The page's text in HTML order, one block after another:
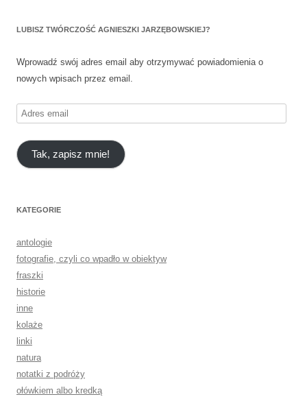
LUBISZ TWÓRCZOŚĆ AGNIESZKI JARZĘBOWSKIEJ?
Wprowadź swój adres email aby otrzymywać powiadomienia o
nowych wpisach przez email.
Adres
Tak, zapisz mnie!
KATEGORIE
antologie
fotografie, czyli co wpadło w obiektyw
fraszki
historie
inne
kolaże
linki
natura
notatki z podróży
ołówkiem albo kredką